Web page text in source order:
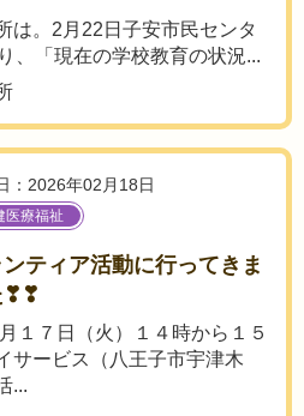
は。2月22日子安市民センタ
、「現在の学校教育の状況...
：2026年02月18日
医療福祉
ティア活動に行ってきま
❣❣
１７日（火）１４時から１５
サービス（八王子市宇津木
...